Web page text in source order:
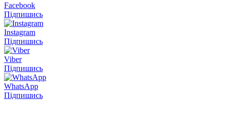
Facebook
Підпишись
Instagram
Підпишись
Viber
Підпишись
WhatsApp
Підпишись